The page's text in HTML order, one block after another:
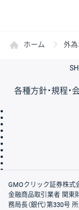
ホーム 外
各種方針・規程・
会社案内
GMOクリック証券株式
金融商品取引業者 関東
務局長（銀代）第330号